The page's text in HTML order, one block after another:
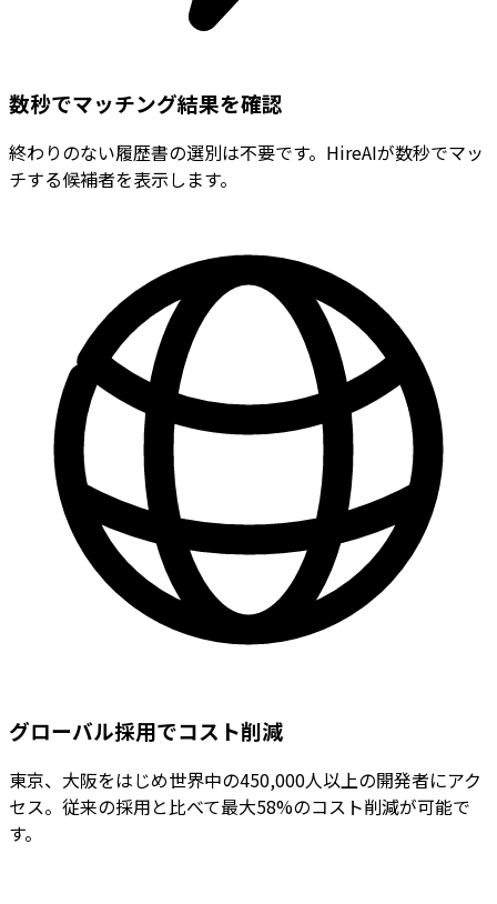
数秒でマッチング結果を確認
終わりのない履歴書の選別は不要です。HireAIが数秒でマッ
チする候補者を表示します。
グローバル採用でコスト削減
東京、大阪をはじめ世界中の450,000人以上の開発者にアク
セス。従来の採用と比べて最大58%のコスト削減が可能で
す。